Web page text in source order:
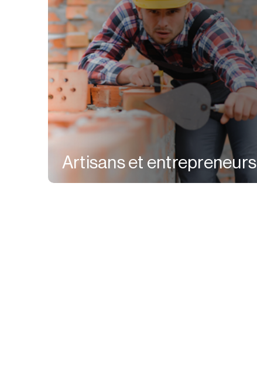
Artisans et entrepreneurs